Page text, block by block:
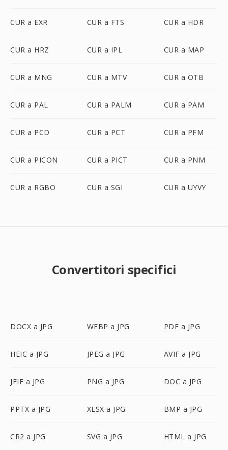
CUR a EXR CUR a FTS CUR a HDR
CUR a HRZ CUR a IPL CUR a MAP
CUR a MNG CUR a MTV CUR a OTB
CUR a PAL CUR a PALM CUR a PAM
CUR a PCD CUR a PCT CUR a PFM
CUR a PICON CUR a PICT CUR a PNM
CUR a RGBO CUR a SGI CUR a UYVY
Convertitori specifici
DOCX a JPG WEBP a JPG PDF a JPG
HEIC a JPG JPEG a JPG AVIF a JPG
JFIF a JPG PNG a JPG DOC a JPG
PPTX a JPG XLSX a JPG BMP a JPG
CR2 a JPG SVG a JPG HTML a JPG